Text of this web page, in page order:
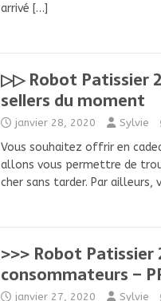
arrivé […]
▷▷ Robot Patissier
sellers du moment
janvier 28, 2020 Sylvie
Vous souhaitez offrir en
allons vous permettre de
cher sans tarder. Par ailleurs,
>>> Robot Patissier
consommateurs –
janvier 27, 2020 Sylvie